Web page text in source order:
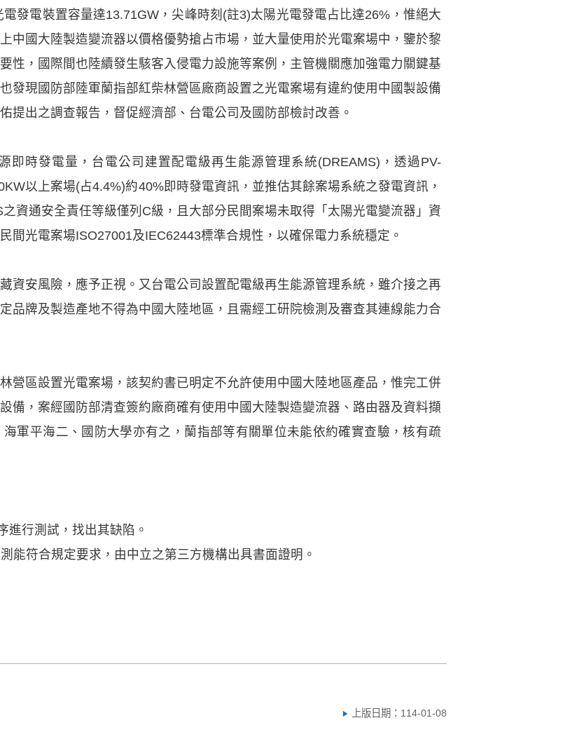
發電裝置容量達13.71GW，尖峰時刻(註3)太陽光電發電占比達26%，惟絕大
中國大陸製造變流器以價格優勢搶占市場，並大量使用於光電案場中，鑒於黎
性，國際間也陸續發生駭客入侵電力設施等案例，主管機關應加強電力關鍵基
發現國防部陸軍蘭指部紅柴林營區廠商設置之光電案場有違約使用中國製設備
提出之調查報告，督促經濟部、台電公司及國防部檢討改善。
即時發電量，台電公司建置配電級再生能源管理系統(DREAMS)，透過PV-
以上案場(占4.4%)約40%即時發電資訊，並推估其餘案場系統之發電資訊，
資通安全責任等級僅列C級，且大部分民間案場未取得「太陽光電變流器」資
間光電案場ISO27001及IEC62443標準合規性，以確保電力系統穩定。
資安風險，應予正視。又台電公司設置配電級再生能源管理系統，雖介接之再
品牌及製造產地不得為中國大陸地區，且需經工研院檢測及審查其連線能力合
營區設置光電案場，該契約書已明定不允許使用中國大陸地區產品，惟完工併
備，案經國防部清查簽約廠商確有使用中國大陸製造變流器、路由器及資料擷
軍平海二、國防大學亦有之，蘭指部等有關單位未能依約確實查驗，核有疏
進行測試，找出其缺陷。
能符合規定要求，由中立之第三方機構出具書面證明。
上版日期：114-01-08